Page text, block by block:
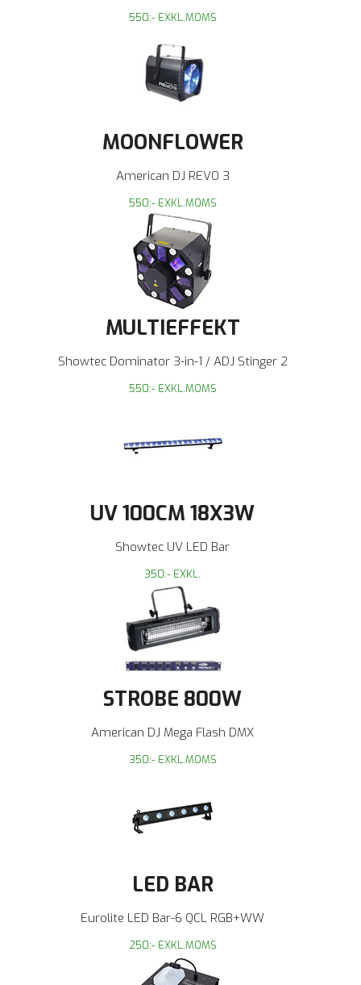
550:- EXKL.MOMS
MOONFLOWER
American DJ REVO 3
550:- EXKL.MOMS
MULTIEFFEKT
Showtec Dominator 3-in-1 / ADJ Stinger 2
550:- EXKL.MOMS
UV 100CM 18X3W
Showtec UV LED Bar
350:- EXKL.
STROBE 800W
American DJ Mega Flash DMX
350:- EXKL.MOMS
LED BAR
Eurolite LED Bar-6 QCL RGB+WW
250:- EXKL.MOMS